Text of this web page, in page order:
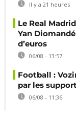
Il y a 21 heures
Le Real
Yan
d’euros
06/08 - 13:57
Football :
par les
06/08 - 11:36